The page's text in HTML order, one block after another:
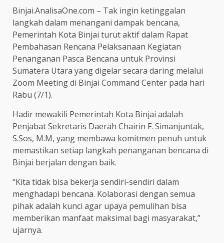
Binjai.AnalisaOne.com – Tak ingin ketinggalan
langkah dalam menangani dampak bencana,
Pemerintah Kota Binjai turut aktif dalam Rapat
Pembahasan Rencana Pelaksanaan Kegiatan
Penanganan Pasca Bencana untuk Provinsi
Sumatera Utara yang digelar secara daring melalui
Zoom Meeting di Binjai Command Center pada hari
Rabu (7/1).
Hadir mewakili Pemerintah Kota Binjai adalah
Penjabat Sekretaris Daerah Chairin F. Simanjuntak,
S.Sos, M.M, yang membawa komitmen penuh untuk
memastikan setiap langkah penanganan bencana di
Binjai berjalan dengan baik.
“Kita tidak bisa bekerja sendiri-sendiri dalam
menghadapi bencana. Kolaborasi dengan semua
pihak adalah kunci agar upaya pemulihan bisa
memberikan manfaat maksimal bagi masyarakat,”
ujarnya.